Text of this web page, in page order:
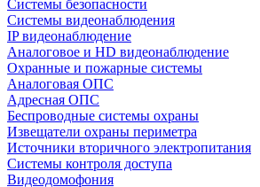
Системы безопасности
Системы видеонаблюдения
IP видеонаблюдение
Аналоговое и HD видеонаблюдение
Охранные и пожарные системы
Аналоговая ОПС
Адресная ОПС
Беспроводные системы охраны
Извещатели охраны периметра
Источники вторичного электропитания
Системы контроля доступа
Видеодомофония